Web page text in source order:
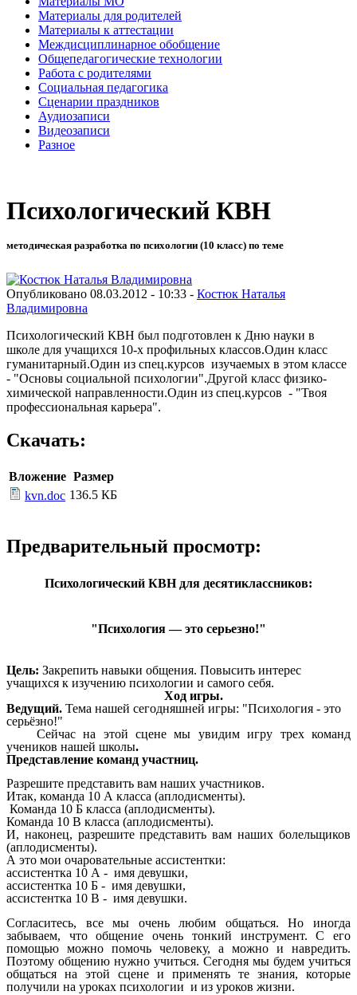
Материалы для родителей
Материалы к аттестации
Междисциплинарное обобщение
Общепедагогические технологии
Работа с родителями
Социальная педагогика
Сценарии праздников
Аудиозаписи
Видеозаписи
Разное
Психологический КВН
методическая разработка по психологии (10 класс) по теме
Опубликовано 08.03.2012 - 10:33 - Костюк Наталья
Владимировна
Психологический КВН был подготовлен к Дню науки в
школе для учащихся 10-х профильных классов.Один класс
гуманитарный.Один из спец.курсов изучаемых в этом классе
- "Основы социальной психологии".Другой класс физико-
химической направленности.Один из спец.курсов - "Твоя
профессиональная карьера".
Скачать:
Вложение Размер
kvn.doc 136.5 КБ
Предварительный просмотр:
Психологический КВН для десятиклассников:
"Психология — это серьезно!"
Цель: Закрепить навыки общения. Повысить интерес
учащихся к изучению психологии и самого себя.
Ход игры.
Ведущий. Тема нашей сегодняшней игры: "Психология - это
серьёзно!"
Сейчас на этой сцене мы увидим игру трех команд
учеников нашей школы.
Представление команд участниц.
Разрешите представить вам наших участников.
Итак, команда 10 А класса (аплодисменты).
Команда 10 Б класса (аплодисменты).
Команда 10 В класса (аплодисменты).
И, наконец, разрешите представить вам наших болельщиков
(аплодисменты).
А это мои очаровательные ассистентки:
ассистентка 10 А - имя девушки,
ассистентка 10 Б - имя девушки,
ассистентка 10 В - имя девушки.
Согласитесь, все мы очень любим общаться. Но иногда
забываем, что общение очень тонкий инструмент. С его
помощью можно помочь человеку, а можно и навредить.
Поэтому общению нужно учиться. Сегодня мы будем учиться
общаться на этой сцене и применять те знания, которые
получили на уроках психологии и из уроков жизни.